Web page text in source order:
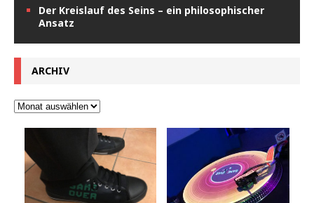
Der Kreislauf des Seins – ein philosophischer
Ansatz
ARCHIV